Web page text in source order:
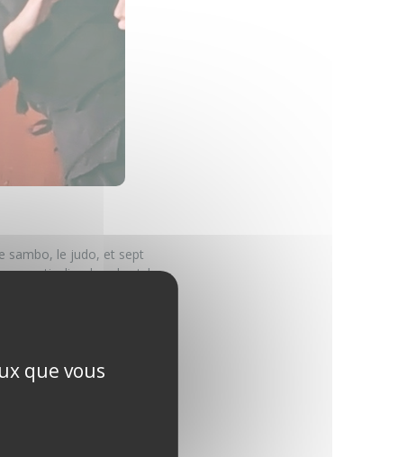
sambo, le judo, et sept
particulier dans le style
six mois en France,
en fils depuis de
que vous